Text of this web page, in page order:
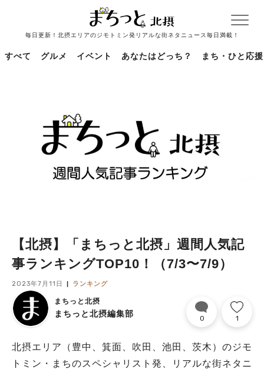
毎日更新！北摂エリアのジモトミン発リアルな街ネタニュース毎日満載！
すべて グルメ イベント あなたはどっち？ まち・ひと応援
【北摂】「まちっと北摂」週間人気記
事ランキングTOP10！（7/3〜7/9）
2023年7月11日 ランキング
まちっと北摂
まちっと北摂編集部 0 1
北摂エリア（豊中、箕面、吹田、池田、茨木）のジモ
トミン・まちのスペシャリスト発、リアルな街ネタニ